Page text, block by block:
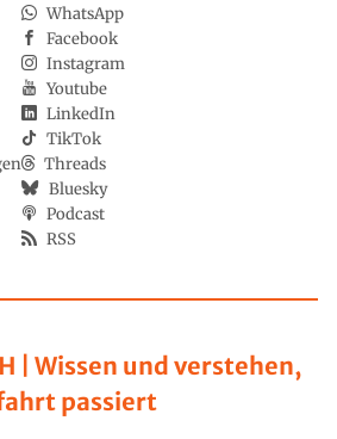
| Wissen und verstehen,
passiert
WhatsApp
Facebook
Instagram
Youtube
LinkedIn
TikTok
Threads
Bluesky
Podcast
RSS